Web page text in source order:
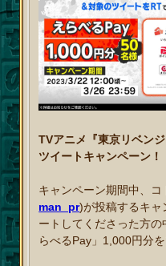
TVアニメ『東京リベン
ツイートキャンペーン！
キャンペーン期間中、
man_pr)が投稿するキャ
ートしてくださった方の
らべるPay」1,000円分